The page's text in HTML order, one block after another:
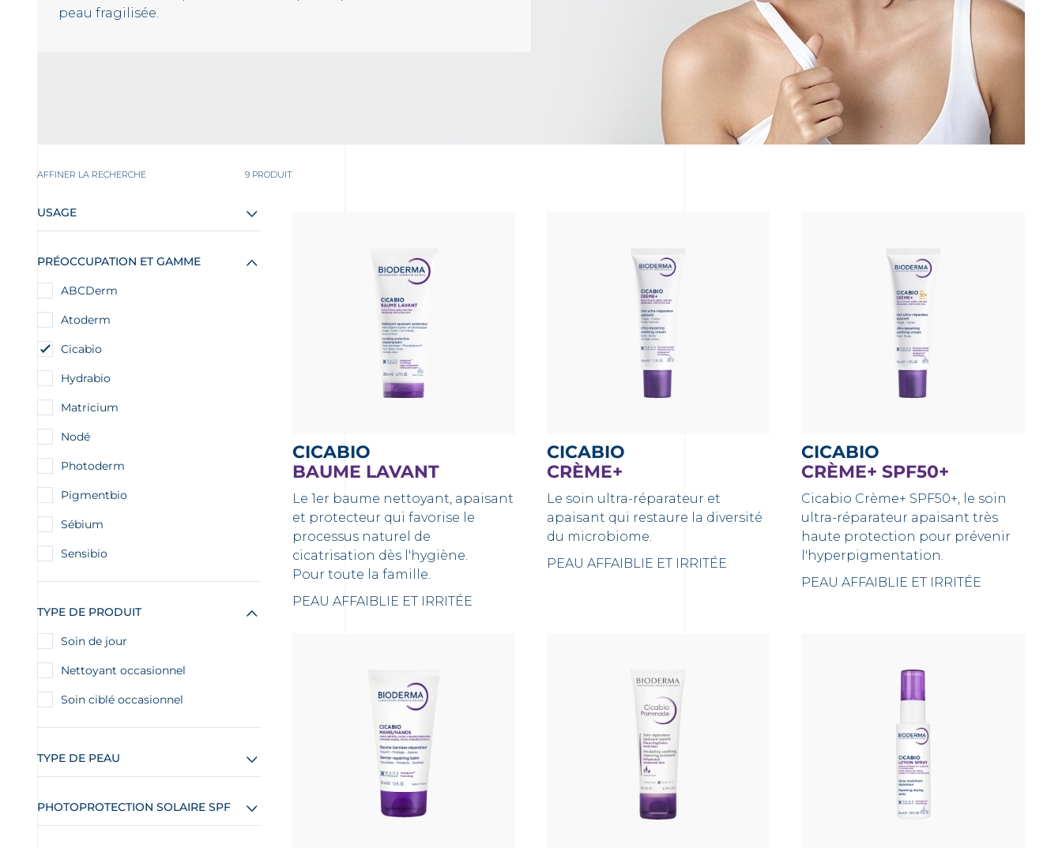
peau fragilisée.
AFFINER LA RECHERCHE 9 PRODUIT
USAGE
PRÉOCCUPATION ET GAMME
ABCDerm
Atoderm
Cicabio
Hydrabio
Matricium
Nodé
Photoderm
Pigmentbio
Sébium
Sensibio
TYPE DE PRODUIT
Soin de jour
Nettoyant occasionnel
Soin ciblé occasionnel
TYPE DE PEAU
PHOTOPROTECTION SOLAIRE SPF
CICABIO
BAUME LAVANT
Le 1er baume nettoyant, apaisant
et protecteur qui favorise le
processus naturel de
cicatrisation dès l'hygiène.
Pour toute la famille.
PEAU AFFAIBLIE ET IRRITÉE
CICABIO
CRÈME+
Le soin ultra-réparateur et
apaisant qui restaure la diversité
du microbiome.
PEAU AFFAIBLIE ET IRRITÉE
CICABIO
CRÈME+ SPF50+
Cicabio Crème+ SPF50+, le soin
ultra-réparateur apaisant très
haute protection pour prévenir
l'hyperpigmentation.
PEAU AFFAIBLIE ET IRRITÉE